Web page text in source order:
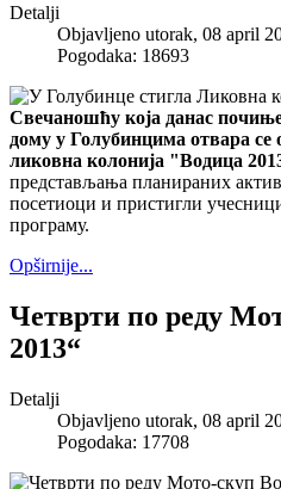
Detalji
Objavljeno utorak, 08 april
Pogodaka: 18693
Свечаношћу која данас
дому у Голубинцима отвара се
ликовна колонија "Водица
представљања планираних
посетиоци и пристигли
програму.
Opširnije...
Четврти по реду
2013“
Detalji
Objavljeno utorak, 08 april
Pogodaka: 17708